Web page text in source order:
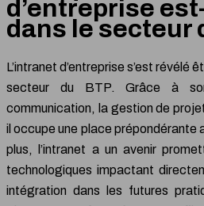
d’entreprise
dans le secteur
L’intranet d’entreprise s’est révélé
secteur du BTP. Grâce à
communication, la gestion de
il occupe une place prépondérante
plus, l’intranet a un avenir
technologiques impactant
intégration dans les futures